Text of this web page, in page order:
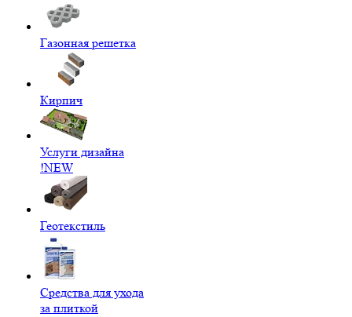
Газонная решетка
Кирпич
Услуги дизайна
!NEW
Геотекстиль
Средства для ухода
за плиткой